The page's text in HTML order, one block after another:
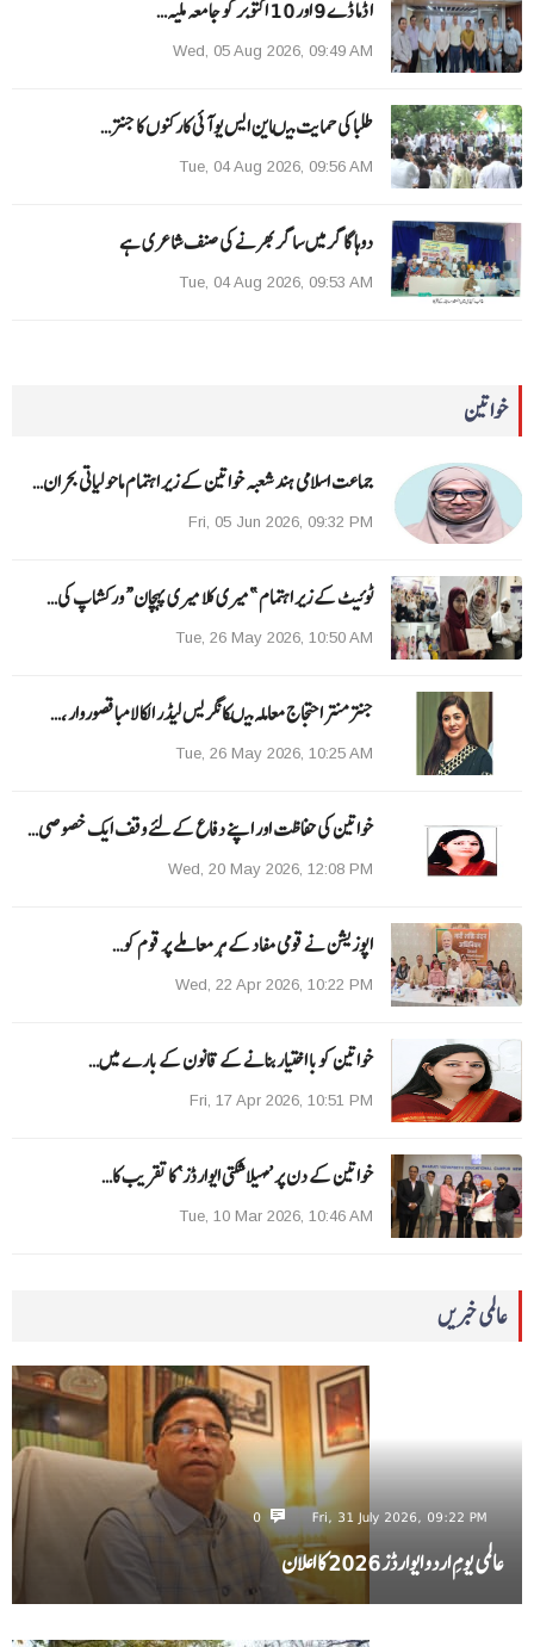
ا ڈما ڈے 9 اور 10 اکتوبر کو جامعہ ملیہ…
Wed, 05 Aug 2026, 09:49 AM
طلبا کی حمایت میںاین ایس یو آئی کارکنوں کا جنتر…
Tue, 04 Aug 2026, 09:56 AM
دوہا گاگر میں ساگر بھرنے کی صنف شاعری ہے
Tue, 04 Aug 2026, 09:53 AM
خواتین
جماعت اسلامی ہند شعبہ خواتین کے زیر اہتمام ماحولیاتی بحران…
Fri, 05 Jun 2026, 09:32 PM
ٹوئیٹ کے زیر اہتمام ”میری کلا میری پہچان“ ورکشاپ کی…
Tue, 26 May 2026, 10:50 AM
جنتر منتر احتجاج معاملہ میںکانگریس لیڈر الکا لامبا قصوروار ،…
Tue, 26 May 2026, 10:25 AM
خواتین کی حفاظت اور اپنے دفاع کےلئے وقف ایک خصوصی…
Wed, 20 May 2026, 12:08 PM
اپوزیشن نے قومی مفاد کے ہر معاملے پر قوم کو…
Wed, 22 Apr 2026, 10:22 PM
خواتین کو با اختیار بنانے کے قانون کے بارے میں…
Fri, 17 Apr 2026, 10:51 PM
خواتین کے دن پر ’مہیلا شکتی ایوارڈز‘ کا تقریب کا…
Tue, 10 Mar 2026, 10:46 AM
عالمی خبریں
Fri, 31 July 2026, 09:22 PM
0
عالمی یومِ اردو ایوارڈز 2026 کا اعلان